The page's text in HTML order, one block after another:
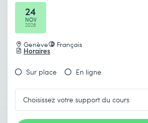
24
NOV
2026
Genève Français
Horaires
Sur place En ligne